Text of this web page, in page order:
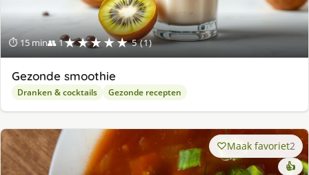
⏱ 15 min👥 1★★★★★ 5 (1)
Gezonde smoothie
Dranken & cocktails Gezonde recepten
Maak favoriet2
👍